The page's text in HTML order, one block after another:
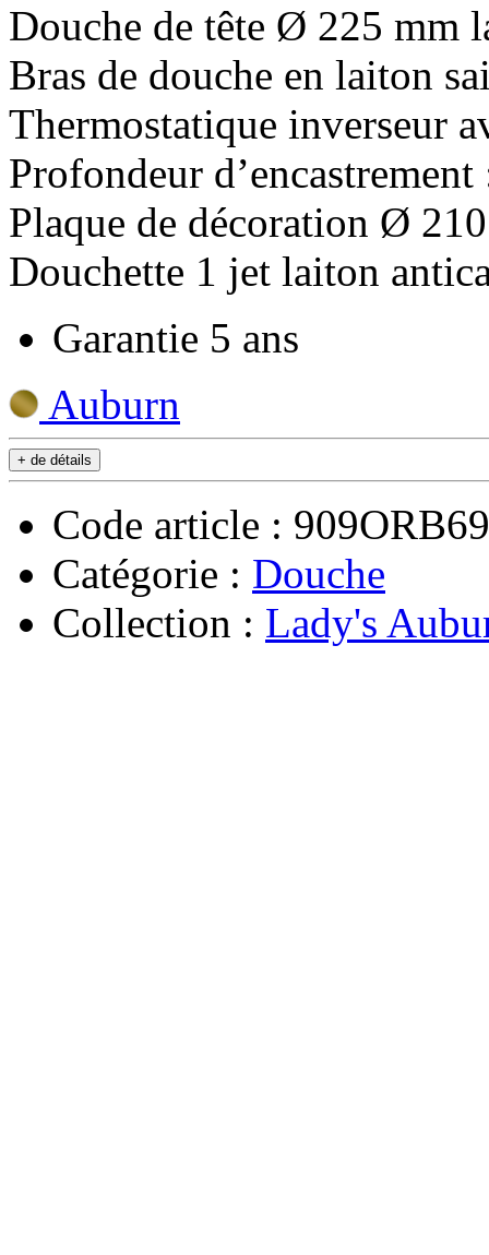
Douche de tête Ø 225 mm
Bras de douche en laiton
Thermostatique inverseur
Profondeur
Plaque de décoration Ø
Douchette 1 jet laiton
Garantie 5 ans
Auburn
+ de détails
Code article :
Catégorie : Douche
Collection : Lady's